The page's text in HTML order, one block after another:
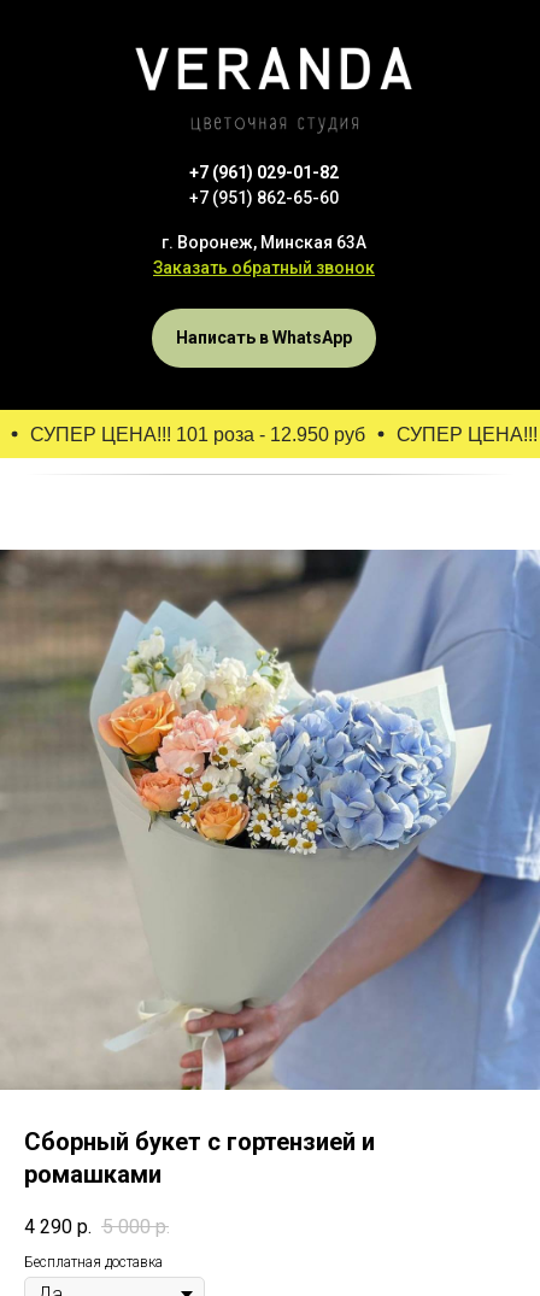
+7 (961) 029-01-82
+7 (951) 862-65-60
г. Воронеж, Минская 63А
Заказать обратный звонок
Написать в WhatsApp
СУПЕР ЦЕНА!!! 101 роза - 12.950 руб СУПЕР ЦЕНА!!!
Сборный букет с гортензией и
ромашками
4 290 р. 5 000 р.
Бесплатная доставка